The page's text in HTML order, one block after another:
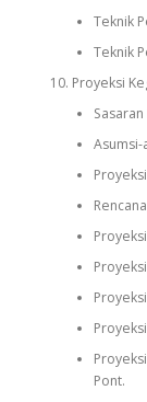
Teknik
Teknik
Proyeksi
Asumsi-
Pont.